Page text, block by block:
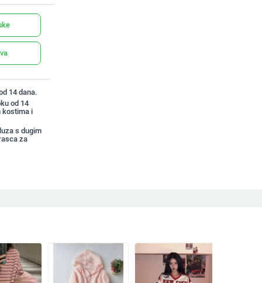
14 dana.
od 14
kostima i
s dugim
za